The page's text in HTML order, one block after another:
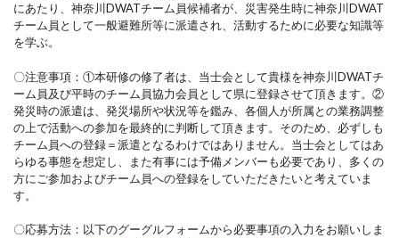
にあたり、神奈川DWATチーム員候補者が、災害発生時に神奈川DWAT
チーム員として一般避難所等に派遣され、活動するために必要な知識等
を学ぶ。
〇注意事項：①本研修の修了者は、当士会として貴様を神奈川DWATチ
ーム員及び平時のチーム員協力会員として県に登録させて頂きます。②
発災時の派遣は、発災場所や状況等を鑑み、各個人が所属との業務調整
の上で活動への参加を最終的に判断して頂きます。そのため、必ずしも
チーム員への登録＝派遣となるわけではありません。当士会としてはあ
らゆる事態を想定し、また有事には予備メンバーも必要であり、多くの
方にご参加およびチーム員への登録をしていただきたいと考えていま
す。
〇応募方法：以下のグーグルフォームから必要事項の入力をお願いしま